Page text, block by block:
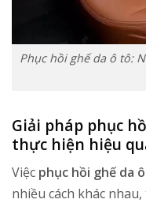
Phục hồi ghế da ô tô:
Giải pháp phục
thực hiện hiệu
Việc phục hồi ghế da
nhiều cách khác